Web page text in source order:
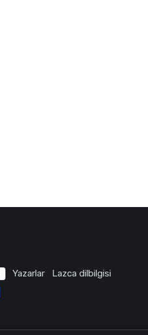
Yazarlar Lazca dilbilgisi